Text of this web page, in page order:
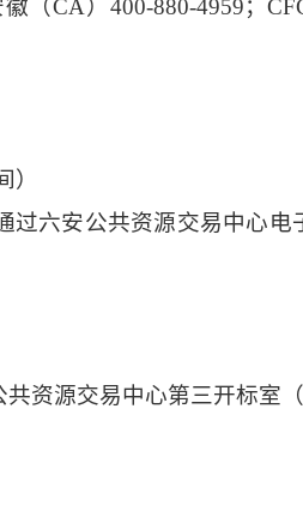
CA）400-880-4959；
）
六安公共资源交易中心电
资源交易中心第三开标室